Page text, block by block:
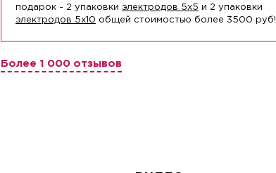
подарок - 2 упаковки электродов 5х5 и 2 упаковки
электродов 5х10 общей стоимостью более 3500 руб!
Более 1 000 отзывов